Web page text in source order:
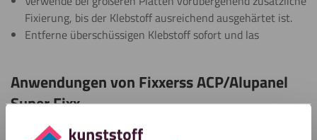
Fixierung, bis der Klebstoff ausreichend ausgehärtet ist.
Entferne überschüssigen Klebstoff sofort und las
Anwendungen von Fixxerss ACP/Alupanel
Super Fixx
Fixxerss ACP/Alupanel Super Fixx wurde für Verklebungen